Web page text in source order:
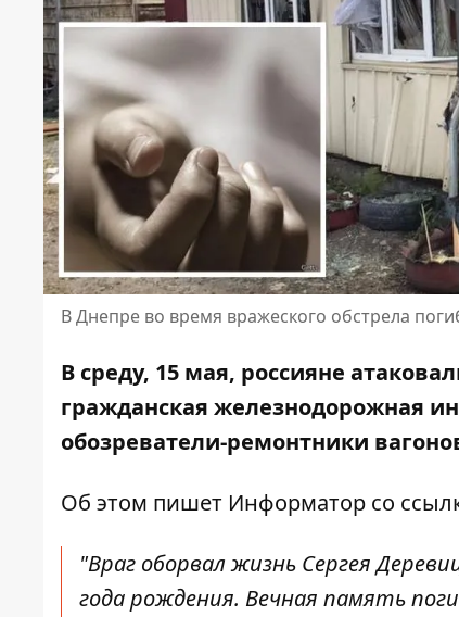
В Днепре во время вражеского обстрела
В среду, 15 мая, россияне
гражданская железнодорожная
обозреватели-ремонтники
Об этом пишет Информатор со
"Враг оборвал жизнь Сергея
года рождения. Вечная память